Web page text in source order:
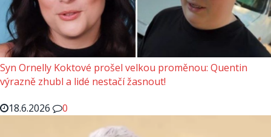
Syn Ornelly Koktové prošel velkou proměnou: Quentin
výrazně zhubl a lidé nestačí žasnout!
18.6.2026
0